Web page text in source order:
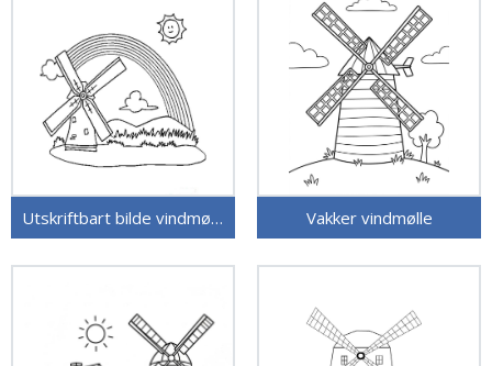
Utskriftbart bilde vindmølle Vakker vindmølle